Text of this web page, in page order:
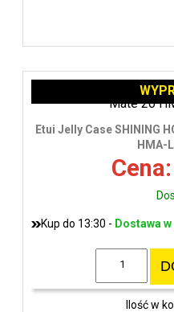
Etui Jelly Case SHINING
HMA-
Kup do 13:30 - Dostawa
Ilość w